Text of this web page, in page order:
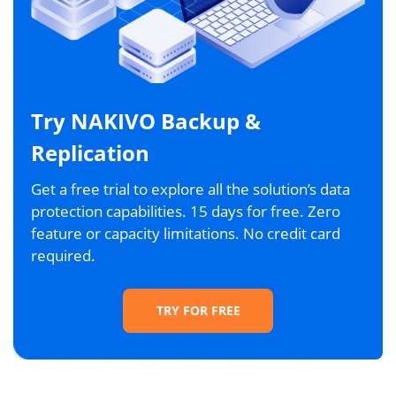
Try NAKIVO Backup &
Replication
Get a free trial to explore all the solution’s data
protection capabilities. 15 days for free. Zero
feature or capacity limitations. No credit card
required.
TRY FOR FREE